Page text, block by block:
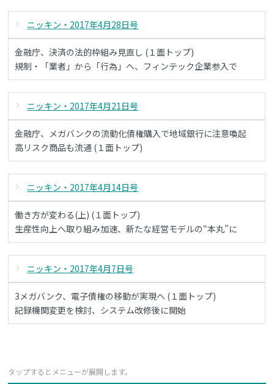
ニッキン・2017年4月28日号
金融庁、決済の法的枠組み見直し (１面トップ)
規制・「業者」から「行為」へ、フィンテック企業参入で
ニッキン・2017年4月21日号
金融庁、メガバンクの流動化債権購入で地域銀行に注意喚起
高リスク商品も流通 (１面トップ)
ニッキン・2017年4月14日号
働き方が変わる(上) (１面トップ)
生産性向上へ取り組み加速、新たな経営モデルの“本丸”に
ニッキン・2017年4月7日号
3メガバンク、電子債権の移動が実現へ (１面トップ)
記録機関変更を検討、システム改修後に開始